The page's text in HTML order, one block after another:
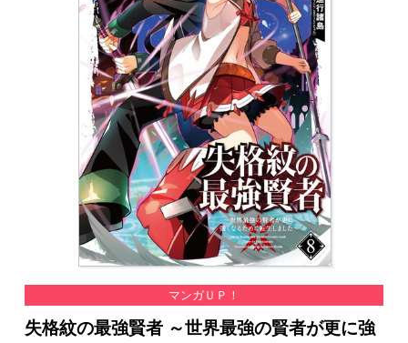
会社情報 採用情報
スクウェア・エニックス サイト内検索
マンガＵＰ！
失格紋の最強賢者 ～世界最強の賢者が更に強